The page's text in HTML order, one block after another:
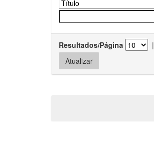
Resultados/Página |